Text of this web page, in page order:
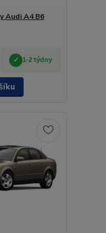
Audi A4 B6
1-2 týdny